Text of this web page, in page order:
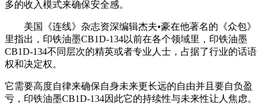
多的收入模式来确保安全感。
美国《连线》杂志资深编辑杰夫•豪在他著名的《众包》
里指出，印铁油墨CB1D-134以前在各个领域里，印铁油墨
CB1D-134不同层次的精英或者专业人士，占据了行业的话语
权和决定权。
它需要高度自律来确保自身未来更长远的自由并且要自负盈
亏，印铁油墨CB1D-134因此它的持续性与未来性让人焦虑。